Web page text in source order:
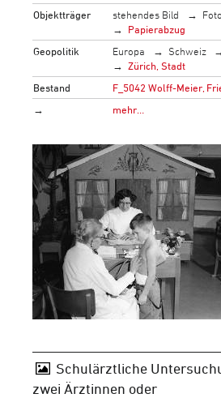
Objektträger
stehendes Bild
Papierabzug
Geopolitik
Europa Schweiz
Zürich, Stadt
Bestand
F_5042 Wolff-Meier,
→
mehr…
Schulärztliche
zwei Ärztinnen oder